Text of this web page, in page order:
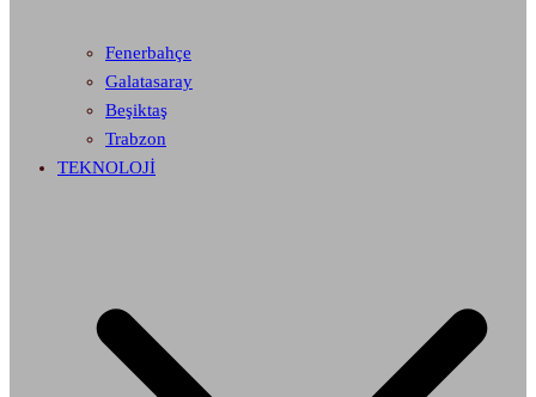
Fenerbahçe
Galatasaray
Beşiktaş
Trabzon
TEKNOLOJİ